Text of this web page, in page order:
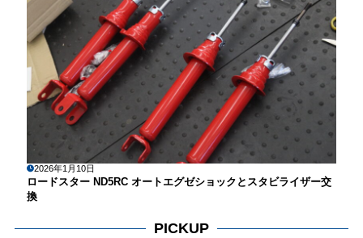
2026年1月10日
ロードスター ND5RC オートエグゼショックとスタビライザー交
換
PICKUP